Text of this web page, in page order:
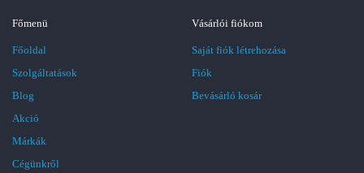
Főmenü
Főoldal
Szolgáltatások
Blog
Akció
Márkák
Cégünkről
Vásárlói fiókom
Saját fiók létrehozása
Fiók
Bevásárló kosár